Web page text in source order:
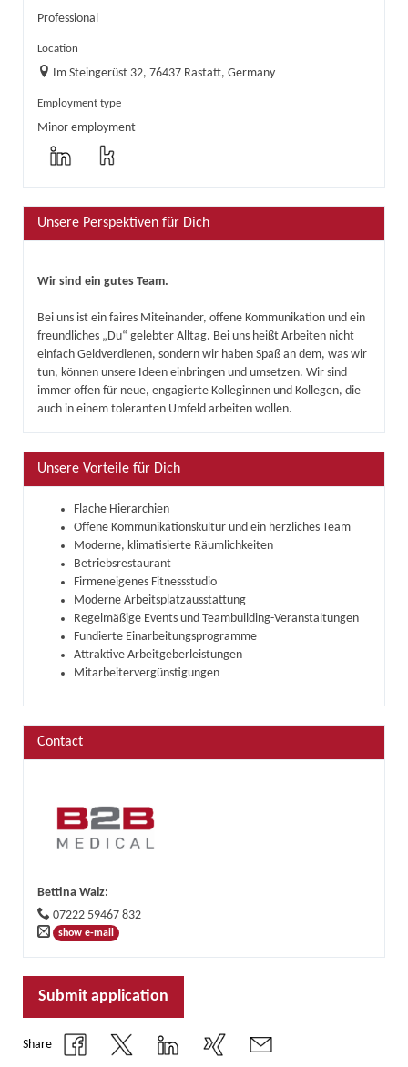
Professional
Location
Im Steingerüst 32, 76437 Rastatt, Germany
Employment type
Minor employment
Unsere Perspektiven für Dich
Wir sind ein gutes Team.
Bei uns ist ein faires Miteinander, offene Kommunikation und ein
freundliches „Du“ gelebter Alltag. Bei uns heißt Arbeiten nicht
einfach Geldverdienen, sondern wir haben Spaß an dem, was wir
tun, können unsere Ideen einbringen und umsetzen. Wir sind
immer offen für neue, engagierte Kolleginnen und Kollegen, die
auch in einem toleranten Umfeld arbeiten wollen.
Unsere Vorteile für Dich
Flache Hierarchien
Offene Kommunikationskultur und ein herzliches Team
Moderne, klimatisierte Räumlichkeiten
Betriebsrestaurant
Firmeneigenes Fitnessstudio
Moderne Arbeitsplatzausstattung
Regelmäßige Events und Teambuilding-Veranstaltungen
Fundierte Einarbeitungsprogramme
Attraktive Arbeitgeberleistungen
Mitarbeitervergünstigungen
Contact
Bettina Walz:
07222 59467 832
show e-mail
Submit application
Share